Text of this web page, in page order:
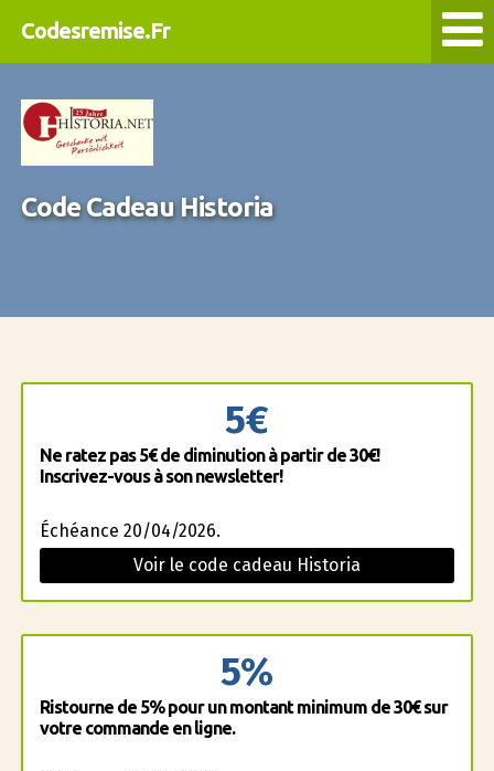
Codesremise.Fr
Code Cadeau Historia
5€
Ne ratez pas 5€ de diminution à partir de 30€!
Inscrivez-vous à son newsletter!
Échéance 20/04/2026.
Voir le code cadeau Historia
5%
Ristourne de 5% pour un montant minimum de 30€ sur
votre commande en ligne.